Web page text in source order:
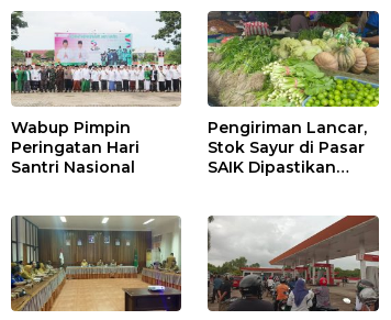
Wabup Pimpin
Peringatan Hari
Santri Nasional
Pengiriman Lancar,
Stok Sayur di Pasar
SAIK Dipastikan